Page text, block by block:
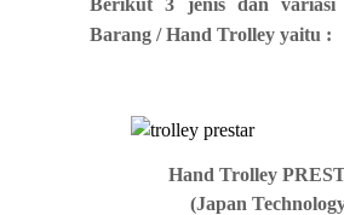
Berikut 3 jenis dan
Barang / Hand Trolley yaitu :
Hand Trolley
(Japan